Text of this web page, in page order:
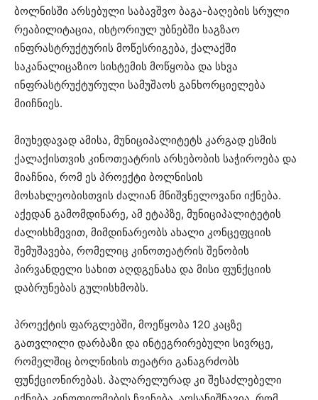
ბოლნისში არსებული საბავშვო ბაგა-ბაღების სრული
რეაბილიტაცია, ისტორიულ უბნებში საგზაო
ინფრასტრუქტურის მოწესრიგება, ქალაქში
საკანალიცაზიო სისტემის მოწყობა და სხვა
ინფრასტრუქტურული სამუშაოს განხორციელება
მიიჩნიეს.
მიუხედავად ამისა, მუნიციპალიტეტს კარგად ესმის
ქალაქისთვის კინოთეატრის არსებობის საჭიროება და
მიაჩნია, რომ ეს პროექტი ბოლნისის
მოსახლეობისთვის ძალიან მნიშვნელოვანი იქნება.
აქედან გამომდინარე, ამ ეტაპზე, მუნიციპალიტეტის
ძალისხმევით, მიმდინარეობს ახალი კონცეფციის
შემუშავება, რომელიც კინოთეატრის შენობის
პირვანდელი სახით აღდგენასა და მისი ფუნქციის
დაბრუნებას გულისხმობს.
პროექტის ფარგლებში, მოეწყობა 120 კაცზე
გათვლილი დარბაზი და ინტეგრირებული სივრცე,
რომელშიც ბოლნისის თეატრი განაგრძობს
ფუნქციონირებას. პალარელურად კი შესაძლებელი